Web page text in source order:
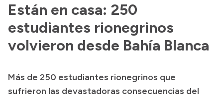
Archivo de noticias
Transparencia
Boletín Oficial
Están en casa: 250
estudiantes rionegrinos
volvieron desde Bahía Blanca
Más de 250 estudiantes rionegrinos que
sufrieron las devastadoras consecuencias del